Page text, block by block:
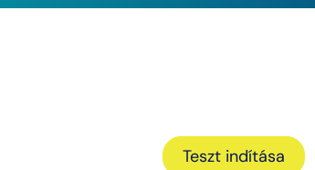
Teszt indítása